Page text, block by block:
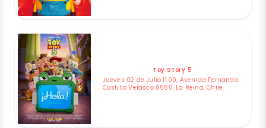
Toy Story 5
Jueves 02 de Julio 11:00, Avenida Fernando
Castillo Velasco 8580, La Reina, Chile